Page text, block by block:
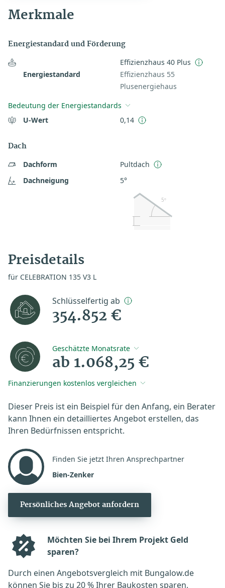
Merkmale
Energiestandard und Förderung
Energiestandard
Effizienzhaus 40 Plus
Effizienzhaus 55
Plusenergiehaus
Bedeutung der Energiestandards
U-Wert
0,14
Dach
Dachform
Pultdach
Dachneigung
5°
5º
Preisdetails
für CELEBRATION 135 V3 L
Schlüsselfertig ab
354.852 €
Geschätzte Monatsrate
ab 1.068,25 €
Finanzierungen kostenlos vergleichen
Dieser Preis ist ein Beispiel für den Anfang, ein Berater
kann Ihnen ein detailliertes Angebot erstellen, das
Ihren Bedürfnissen entspricht.
Finden Sie jetzt Ihren Ansprechpartner
Bien-Zenker
Persönliches Angebot anfordern
Möchten Sie bei Ihrem Projekt Geld
sparen?
Durch einen Angebotsvergleich mit Bungalow.de
können Sie bis zu 20 % Ihrer Baukosten sparen.